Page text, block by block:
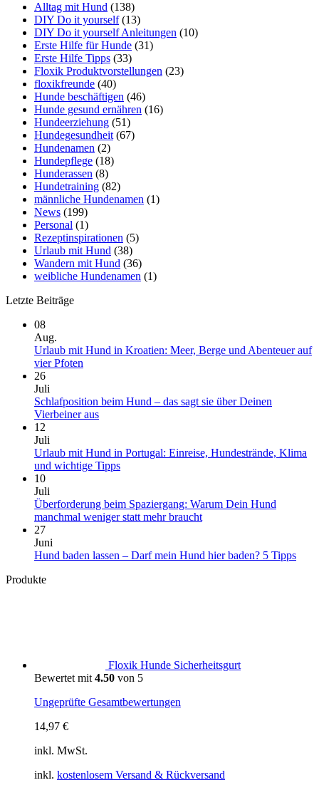
Alltag mit Hund (138)
DIY Do it yourself(13)
DIY Do it yourself Anleitungen (10)
Erste Hilfe für Hunde (31)
Erste Hilfe Tipps (33)
Floxik Produktvorstellungen (23)
floxikfreunde (40)
Hunde beschäftigen (46)
Hunde gesund ernähren (16)
Hundeerziehung (51)
Hundegesundheit(67)
Hundenamen (2)
Hundepflege (18)
Hunderassen (8)
Hundetraining (82)
männliche Hundenamen (1)
News (199)
Personal (1)
Rezeptinspirationen (5)
Urlaub mit Hund (38)
Wandern mit Hund (36)
weibliche Hundenamen (1)
Letzte Beiträge
08
Aug.
Urlaub mit Hund in Kroatien: Meer, Berge und Abenteuer auf
vier Pfoten
Urlaub
mit
Kroatien:
Meer,
Abenteuer
auf
26
Juli
Schlafposition beim Hund – das sagt sie über Deinen
Vierbeiner ausKeine
Schlafposition
beim
das
sagt
Deinen
12
Juli
Urlaub mit Hund in Portugal: Einreise, Hundestrände, Klima
und wichtige TippsKeine
Urlaub
mit
Portugal:
10
Juli
Überforderung beim Spaziergang: Warum Dein Hund
manchmal weniger statt mehr brauchtKeine
Überforderung
mehr
27
Juni
Hund baden lassen – Darf mein Hund hier baden? 5 Tipps
Produkte
Floxik Hunde Sicherheitsgurt
Bewertet mit4.50 von 5
Ungeprüfte Gesamtbewertungen
14,97 €
inkl. MwSt.
inkl. kostenlosem Versand & Rückversand